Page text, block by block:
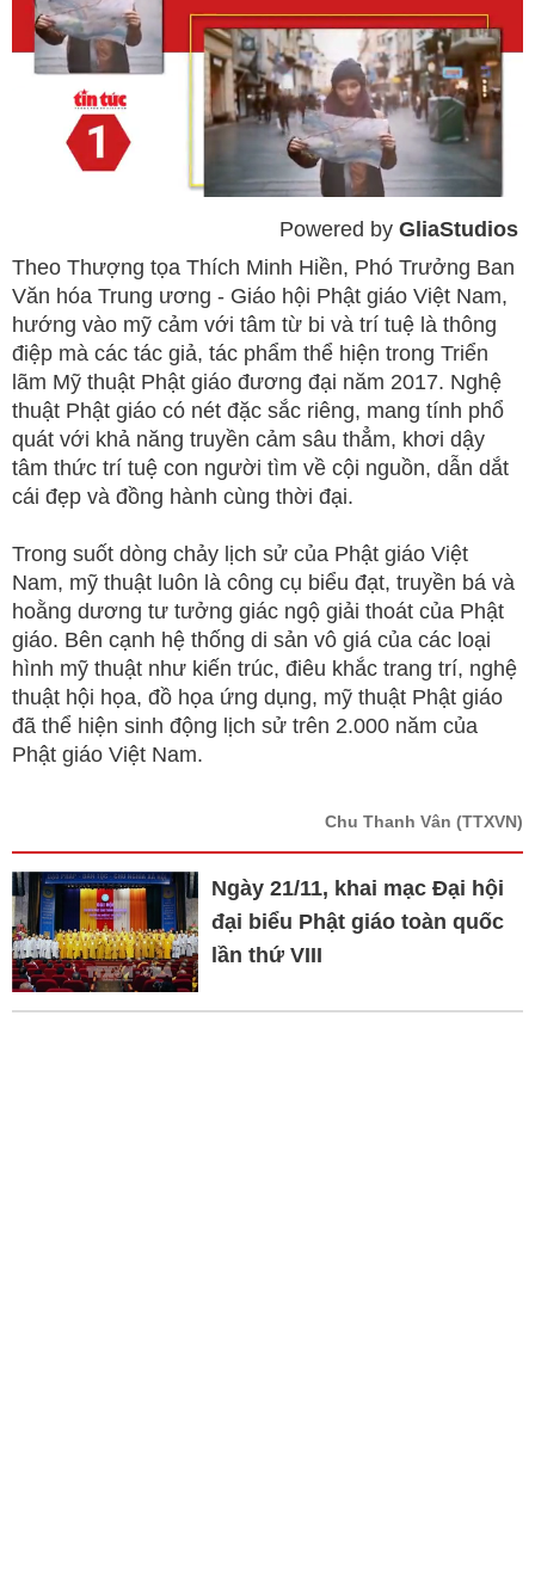
Powered by GliaStudios
Theo Thượng tọa Thích Minh Hiền, Phó Trưởng Ban
Văn hóa Trung ương - Giáo hội Phật giáo Việt Nam,
hướng vào mỹ cảm với tâm từ bi và trí tuệ là thông
điệp mà các tác giả, tác phẩm thể hiện trong Triển
lãm Mỹ thuật Phật giáo đương đại năm 2017. Nghệ
thuật Phật giáo có nét đặc sắc riêng, mang tính phổ
quát với khả năng truyền cảm sâu thẳm, khơi dậy
tâm thức trí tuệ con người tìm về cội nguồn, dẫn dắt
cái đẹp và đồng hành cùng thời đại.
Trong suốt dòng chảy lịch sử của Phật giáo Việt
Nam, mỹ thuật luôn là công cụ biểu đạt, truyền bá và
hoằng dương tư tưởng giác ngộ giải thoát của Phật
giáo. Bên cạnh hệ thống di sản vô giá của các loại
hình mỹ thuật như kiến trúc, điêu khắc trang trí, nghệ
thuật hội họa, đồ họa ứng dụng, mỹ thuật Phật giáo
đã thể hiện sinh động lịch sử trên 2.000 năm của
Phật giáo Việt Nam.
Chu Thanh Vân (TTXVN)
Ngày 21/11, khai mạc Đại hội
đại biểu Phật giáo toàn quốc
lần thứ VIII